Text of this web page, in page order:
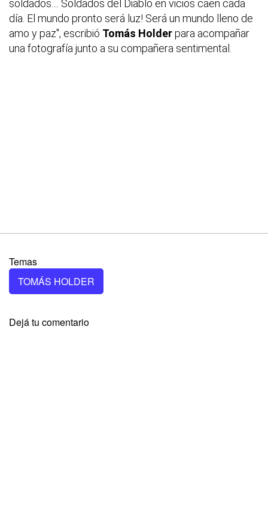
soldados.... Soldados del Diablo en vicios caen cada
día. El mundo pronto será luz! Será un mundo lleno de
amo y paz", escribió Tomás Holderpara acompañar
una fotografía junto a su compañera sentimental.
Temas
TOMÁS HOLDER
Dejá tu comentario